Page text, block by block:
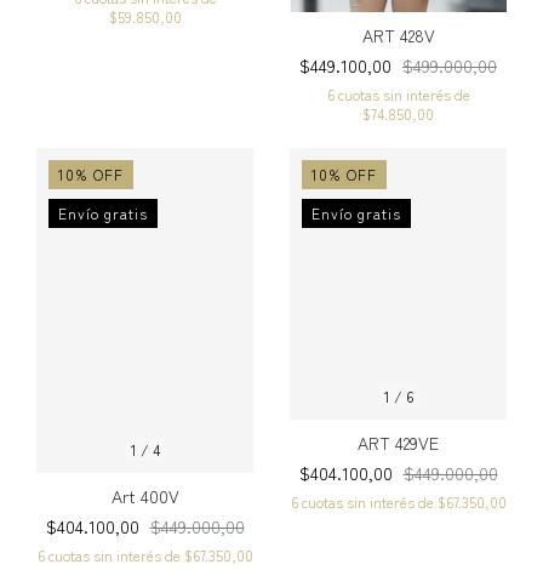
$59.850,00
ART 428V
$449.100,00 $499.000,00
6 cuotas sin interés de
$74.850,00
1 / 4
10% OFF
Envío gratis
Art 400V
$404.100,00 $449.000,00
6 cuotas sin interés de $67.350,00
1 / 6
10% OFF
Envío gratis
ART 429VE
$404.100,00 $449.000,00
6 cuotas sin interés de $67.350,00